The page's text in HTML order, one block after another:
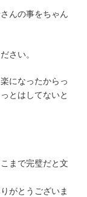
んの事をちゃん
さい。
になったからっ
とはしてないと
まで完璧だと文
がとうございま